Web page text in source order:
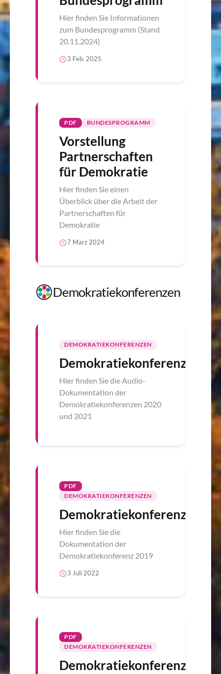
Hier finden Sie Informationen
zum Bundesprogramm (Stand
20.11.2024)
3 Feb. 2025
PDF BUNDESPROGRAMM
Vorstellung
Partnerschaften
für Demokratie
Hier finden Sie einen
Überblick über die Arbeit der
Partnerschaften für
Demokratie
7 März 2024
Demokratiekonferenzen
DEMOKRATIEKONFERENZEN
Demokratiekonferenz
Hier finden Sie die Audio-
Dokumentation der
Demokratiekonferenzen 2020
und 2021
PDF
DEMOKRATIEKONFERENZEN
Demokratiekonferenz
Hier finden Sie die
Dokumentation der
Demokratiekonferenz 2019
3 Juli 2022
PDF
DEMOKRATIEKONFERENZEN
Demokratiekonferenz